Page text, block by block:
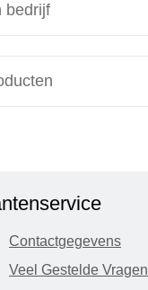
bedrijf
Contactgegevens
Veel Gestelde Vragen